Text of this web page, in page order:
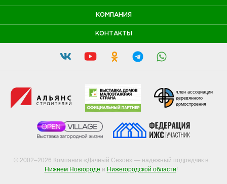
КОМПАНИЯ
КОНТАКТЫ
© 2002–2026 Компания «Дачный Сезон» — надежный подрядчик в
Нижнем Новгороде и Нижегородской области!
член ассоциации
деревянного
домостроения